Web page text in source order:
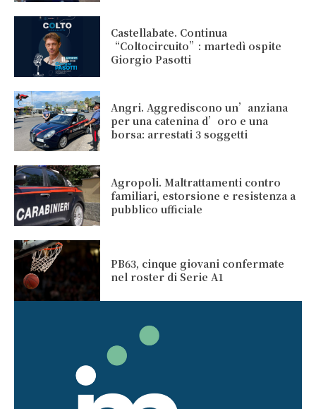
Castellabate. Continua
“Coltocircuito”: martedì ospite
Giorgio Pasotti
Angri. Aggrediscono un’anziana
per una catenina d’oro e una
borsa: arrestati 3 soggetti
Agropoli. Maltrattamenti contro
familiari, estorsione e resistenza a
pubblico ufficiale
PB63, cinque giovani confermate
nel roster di Serie A1